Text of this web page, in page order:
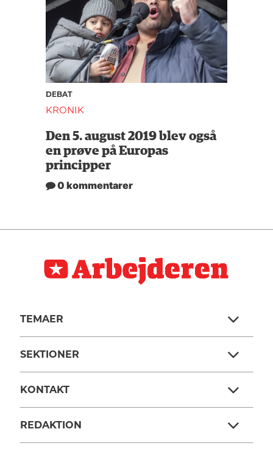
DEBAT
KRONIK
Den 5. august 2019 blev også
en prøve på Europas
principper
0 kommentarer
TEMAER
SEKTIONER
KONTAKT
REDAKTION